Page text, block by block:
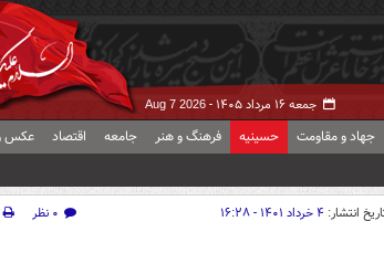
جمعه ۱۶ مرداد ۱۴۰۵ - Aug 7 2026
جهاد و مقاومت حسینیه فرهنگ و هنر جامعه اقتصاد عکس
انتشار: ۴ خرداد ۱۴۰۱ - ۱۶:۲۸ ۰ نظر